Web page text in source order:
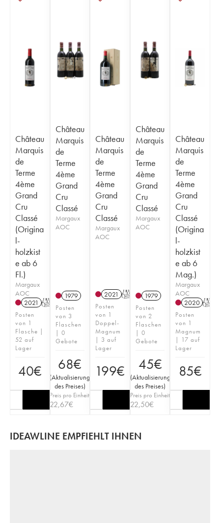
Château
Marquis
de
Terme
4ème
Grand
Cru
Classé
(Origina
l-
holzkist
e ab 6
Fl.)
Margaux
AOC
2021 T
Posten
von 1
Flasche |
52 auf
Lager
40€
Château
Marquis
de
Terme
4ème
Grand
Cru
Classé
Margaux
AOC
1979
Posten
von 3
Flaschen
| 0
Gebote
68€
(Aktualisierung
des Preises)
Preis pro Einheit
22,67€
Château
Marquis
de
Terme
4ème
Grand
Cru
Classé
Margaux
AOC
2021 T
Posten
von 1
Doppel-
Magnum
| 3 auf
Lager
199€
Château
Marquis
de
Terme
4ème
Grand
Cru
Classé
Margaux
AOC
1979
Posten
von 2
Flaschen
| 0
Gebote
45€
(Aktualisierung
des Preises)
Preis pro Einheit
22,50€
Château
Marquis
de
Terme
4ème
Grand
Cru
Classé
(Origina
l-
holzkist
e ab 6
Mag.)
Margaux
AOC
2020 T
Posten
von 1
Magnum
| 17 auf
Lager
85€
IDEAWLINE EMPFIEHLT IHNEN